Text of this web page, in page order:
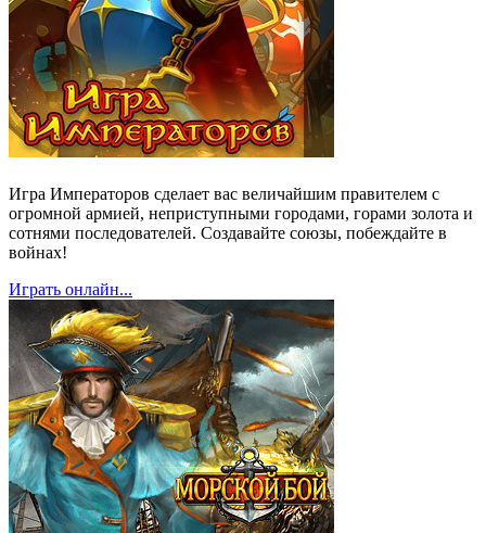
Игра Императоров сделает вас величайшим правителем с
огромной армией, неприступными городами, горами золота и
сотнями последователей. Создавайте союзы, побеждайте в
войнах!
Играть онлайн...